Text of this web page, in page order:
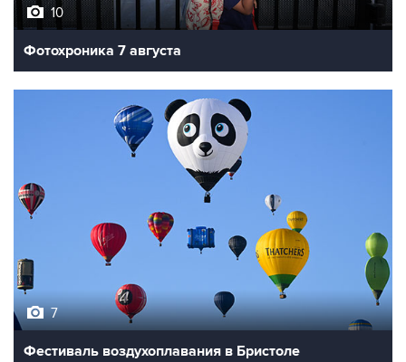
10
Фотохроника 7 августа
7
Фестиваль воздухоплавания в Бристоле